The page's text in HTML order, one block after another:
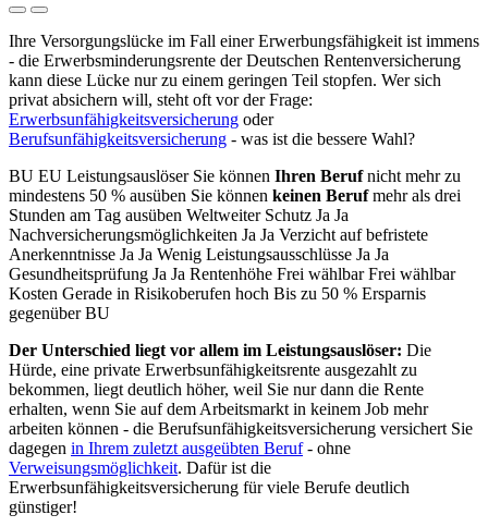
Ihre Versorgungslücke im Fall einer Erwerbungsfähigkeit ist immens
- die Erwerbsminderungsrente der Deutschen Rentenversicherung
kann diese Lücke nur zu einem geringen Teil stopfen. Wer sich
privat absichern will, steht oft vor der Frage:
Erwerbsunfähigkeitsversicherung oder
Berufsunfähigkeitsversicherung - was ist die bessere Wahl?
BU EU Leistungsauslöser Sie können Ihren Berufnicht mehr zu
mindestens 50 % ausüben Sie können keinen Berufmehr als drei
Stunden am Tag ausüben Weltweiter Schutz Ja Ja
Nachversicherungsmöglichkeiten Ja Ja Verzicht auf befristete
Anerkenntnisse Ja Ja Wenig Leistungsausschlüsse Ja Ja
Gesundheitsprüfung Ja Ja Rentenhöhe Frei wählbar Frei wählbar
Kosten Gerade in Risikoberufen hoch Bis zu 50 % Ersparnis
gegenüber BU
Der Unterschied liegt vor allem im Leistungsauslöser: Die
Hürde, eine private Erwerbsunfähigkeitsrente ausgezahlt zu
bekommen, liegt deutlich höher, weil Sie nur dann die Rente
erhalten, wenn Sie auf dem Arbeitsmarkt in keinem Job mehr
arbeiten können - die Berufsunfähigkeitsversicherung versichert Sie
dagegen in Ihrem zuletzt ausgeübten Beruf- ohne
Verweisungsmöglichkeit. Dafür ist die
Erwerbsunfähigkeitsversicherung für viele Berufe deutlich
günstiger!